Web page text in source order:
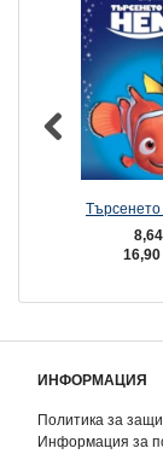
ИНФОРМАЦИЯ
Политика за
Информация за